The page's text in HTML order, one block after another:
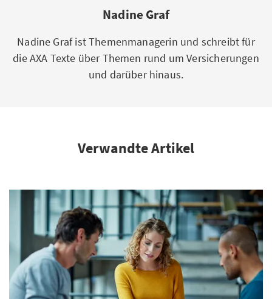
Nadine Graf
Nadine Graf ist Themenmanagerin und schreibt für
die AXA Texte über Themen rund um Versicherungen
und darüber hinaus.
Verwandte Artikel